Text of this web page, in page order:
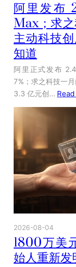
阿里发布
Max；求之
主动科技
知道
阿里正式发布
7%；求之科技一
3.3 亿元创…
2026-08-04
1800万美
始人重新发